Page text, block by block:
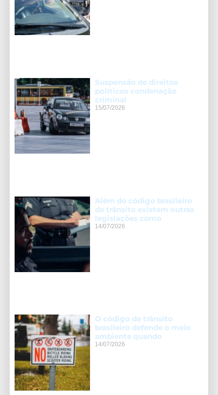
Suspensão de direitos
políticos condenação
criminal
15/07/2026
Além do código brasileiro
de trânsito existem outras
legislações como
14/07/2026
O código de trânsito
brasileiro defende o meio
ambiente quando
14/07/2026